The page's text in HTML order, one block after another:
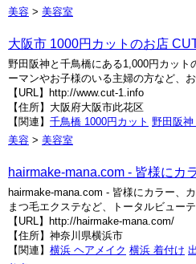
美容 > 美容室
大阪市 1000円カットのお店
野田阪神と千鳥橋にある1,000円カッ
ーマンやお子様のいる主婦の方など、
【URL】http://www.cut-1.info
【住所】大阪府大阪市此花区
【関連】 千鳥橋 1000円カット 野田阪神
美容 > 美容室
hairmake-mana.com - 皆様にカ
hairmake-mana.com - 皆様にカラー、
まつ毛エクステなど、トータルビュー
【URL】http://hairmake-mana.com/
【住所】神奈川県横浜市
【関連】 横浜 ヘアメイク 横浜 着付け